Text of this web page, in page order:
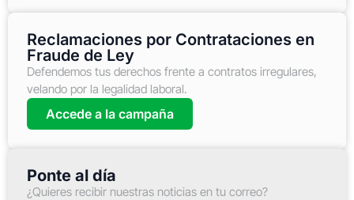
Reclamaciones por Contrataciones en
Fraude de Ley
Defendemos tus derechos frente a contratos irregulares,
velando por la legalidad laboral.
Accede a la campaña
Ponte al día
¿Quieres recibir nuestras noticias en tu correo?